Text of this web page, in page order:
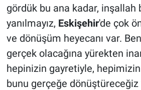
gördük bu ana kadar, inşallah
yanılmayız, Eskişehir'de çok
ve dönüşüm heyecanı var.
gerçek olacağına yürekten
hepinizin gayretiyle, hepimizin
bunu gerçeğe dönüştüreceğiz